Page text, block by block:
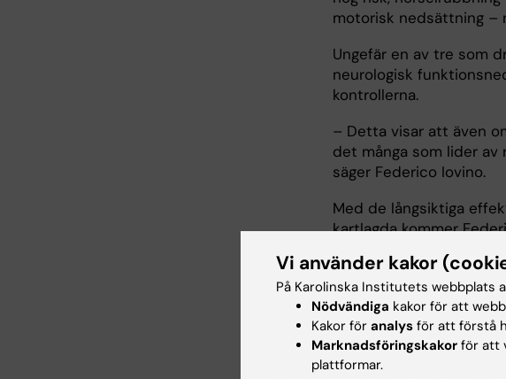
motorisk nedsättning –
Ungefär en av tre som
neurologisk
kontrollerna.
– Detta visar att även
det många som lider
säger Federico Iovino.
Med de långsiktiga
kartlagda kommer
– Vi försöker utveckla
hjärnan under det
antibiotika att få full
mänskliga nervceller
djurmodeller. Så
Vi använder kakor
På Karolinska Institutets webbplats
Nödvändiga kakor för att
Kakor för analys för att förstå
Marknadsföringskakor för att
plattformar.